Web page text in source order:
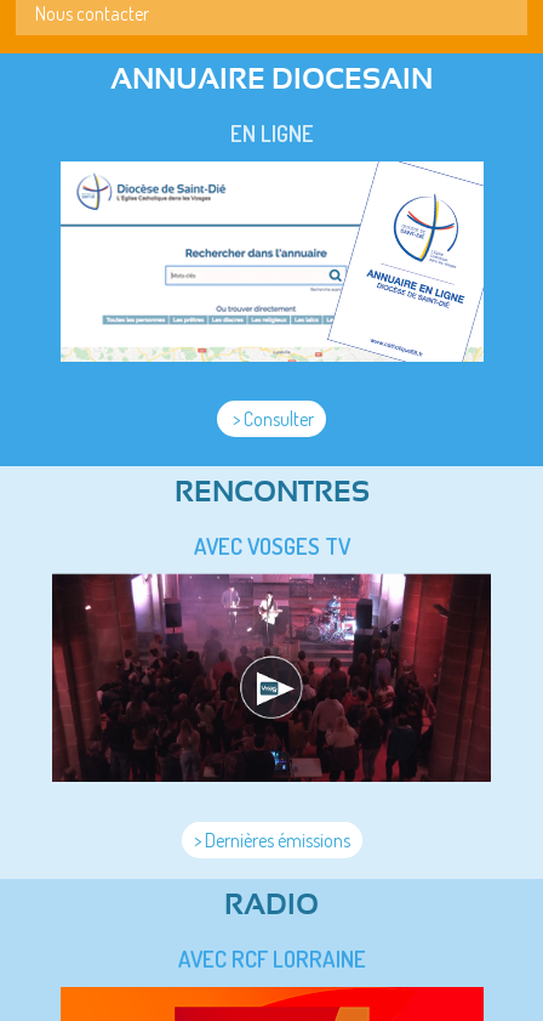
Nous contacter
ANNUAIRE DIOCESAIN
EN LIGNE
> Consulter
RENCONTRES
AVEC VOSGES TV
> Dernières émissions
RADIO
AVEC RCF LORRAINE